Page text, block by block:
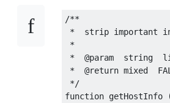
/**
*  strip important
*
*  @param  string
*  @return mixed
*/
function getHostInfo